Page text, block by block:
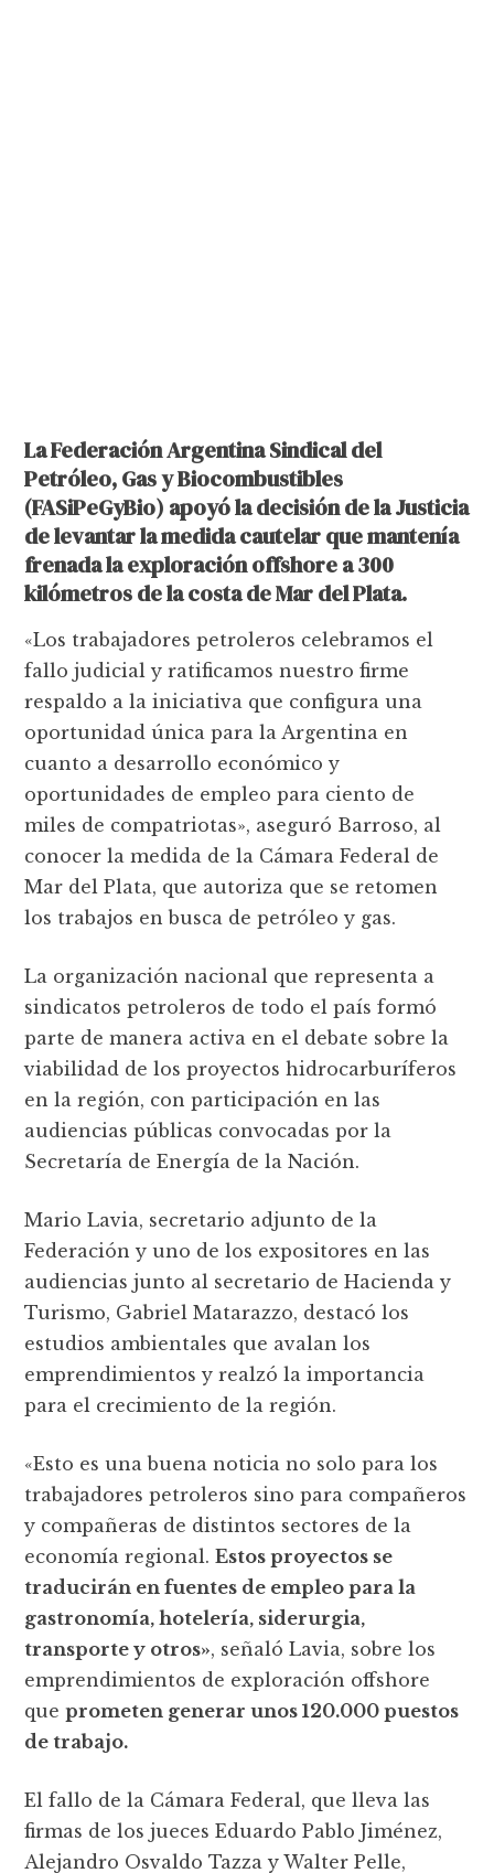
La Federación Argentina Sindical del
Petróleo, Gas y Biocombustibles
(FASiPeGyBio) apoyó la decisión de la Justicia
de levantar la medida cautelar que mantenía
frenada la exploración offshore a 300
kilómetros de la costa de Mar del Plata.
«Los trabajadores petroleros celebramos el
fallo judicial y ratificamos nuestro firme
respaldo a la iniciativa que configura una
oportunidad única para la Argentina en
cuanto a desarrollo económico y
oportunidades de empleo para ciento de
miles de compatriotas», aseguró Barroso, al
conocer la medida de la Cámara Federal de
Mar del Plata, que autoriza que se retomen
los trabajos en busca de petróleo y gas.
La organización nacional que representa a
sindicatos petroleros de todo el país formó
parte de manera activa en el debate sobre la
viabilidad de los proyectos hidrocarburíferos
en la región, con participación en las
audiencias públicas convocadas por la
Secretaría de Energía de la Nación.
Mario Lavia, secretario adjunto de la
Federación y uno de los expositores en las
audiencias junto al secretario de Hacienda y
Turismo, Gabriel Matarazzo, destacó los
estudios ambientales que avalan los
emprendimientos y realzó la importancia
para el crecimiento de la región.
«Esto es una buena noticia no solo para los
trabajadores petroleros sino para compañeros
y compañeras de distintos sectores de la
economía regional.Estos proyectos se
traducirán en fuentes de empleo para la
gastronomía, hotelería, siderurgia,
transporte y otros», señaló Lavia, sobre los
emprendimientos de exploración offshore
queprometen generar unos 120.000 puestos
de trabajo.
El fallo de la Cámara Federal, que lleva las
firmas de los jueces Eduardo Pablo Jiménez,
Alejandro Osvaldo Tazza y Walter Pelle,